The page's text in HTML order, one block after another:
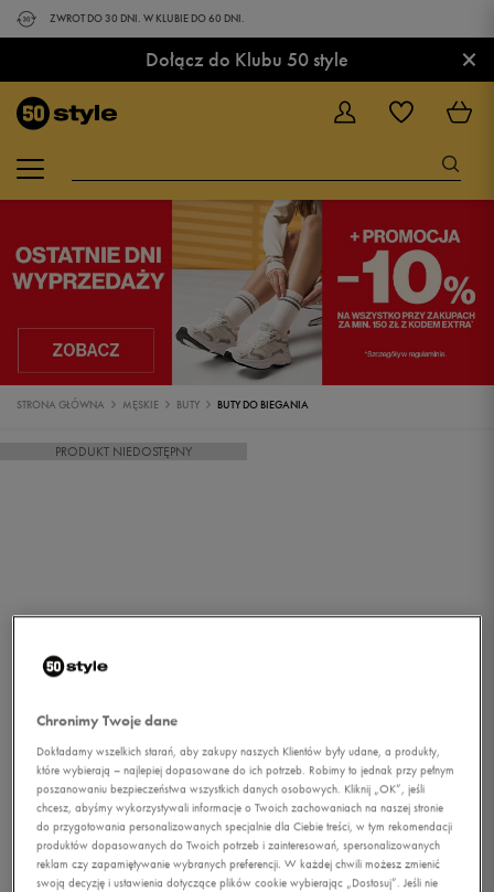
ZWROT DO 30 DNI. W KLUBIE DO 60 DNI.
Dołącz do Klubu 50 style ×
STRONA GŁÓWNA MĘSKIE BUTY BUTY DO BIEGANIA
PRODUKT NIEDOSTĘPNY
1/1
Chronimy Twoje dane
Dokładamy wszelkich starań, aby zakupy naszych Klientów były udane, a produkty,
które wybierają – najlepiej dopasowane do ich potrzeb. Robimy to jednak przy pełnym
poszanowaniu bezpieczeństwa wszystkich danych osobowych. Kliknij „OK”, jeśli
chcesz, abyśmy wykorzystywali informacje o Twoich zachowaniach na naszej stronie
do przygotowania personalizowanych specjalnie dla Ciebie treści, w tym rekomendacji
produktów dopasowanych do Twoich potrzeb i zainteresowań, spersonalizowanych
reklam czy zapamiętywanie wybranych preferencji. W każdej chwili możesz zmienić
swoją decyzję i ustawienia dotyczące plików cookie wybierając „Dostosuj”. Jeśli nie